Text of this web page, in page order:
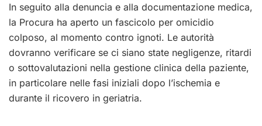
In seguito alla denuncia e alla documentazione medica,
la Procura ha aperto un fascicolo per omicidio
colposo, al momento contro ignoti. Le autorità
dovranno verificare se ci siano state negligenze, ritardi
o sottovalutazioni nella gestione clinica della paziente,
in particolare nelle fasi iniziali dopo l’ischemia e
durante il ricovero in geriatria.